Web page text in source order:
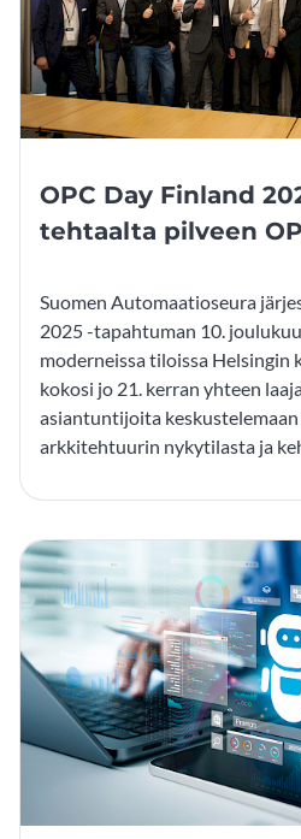
OPC Day Finland
tehtaalta pilveen
Suomen Automaatioseura
2025 -tapahtuman 10.
moderneissa tiloissa Helsingin
kokosi jo 21. kerran yhteen
asiantuntijoita keskustelemaan
arkkitehtuurin nykytilasta ja